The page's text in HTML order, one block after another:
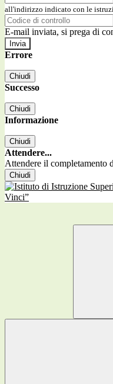
all'indirizzo indicato con le
E-mail inviata, si prega di
Errore
Chiudi
Successo
Chiudi
Informazione
Chiudi
Attendere...
Attendere il completamento
Chiudi